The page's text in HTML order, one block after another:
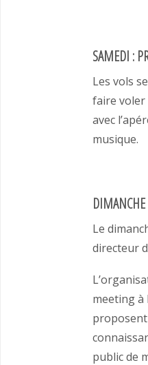
SAMEDI :
Les vols
faire voler
avec
musique.
DIMANCHE
Le
directeur
meeting à
public de